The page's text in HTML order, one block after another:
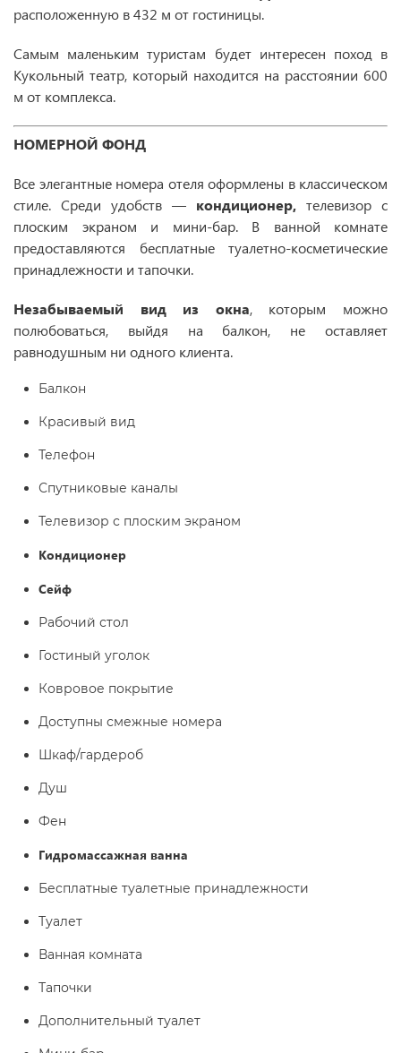
расположенную в 432 м от гостиницы.
Самым маленьким туристам будет интересен поход в
Кукольный театр, который находится на расстоянии 600
м от комплекса.
НОМЕРНОЙ ФОНД
Все элегантные номера отеля оформлены в классическом
стиле. Среди удобств — кондиционер, телевизор с
плоским экраном и мини-бар. В ванной комнате
предоставляются бесплатные туалетно-косметические
принадлежности и тапочки.
Незабываемый вид из окна, которым можно
полюбоваться, выйдя на балкон, не оставляет
равнодушным ни одного клиента.
Балкон
Красивый вид
Телефон
Спутниковые каналы
Телевизор с плоским экраном
Кондиционер
Сейф
Рабочий стол
Гостиный уголок
Ковровое покрытие
Доступны смежные номера
Шкаф/гардероб
Душ
Фен
Гидромассажная ванна
Бесплатные туалетные принадлежности
Туалет
Ванная комната
Тапочки
Дополнительный туалет